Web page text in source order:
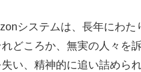
システムは、長年にわ
どころか、無実の人々を
い、精神的に追い詰めら